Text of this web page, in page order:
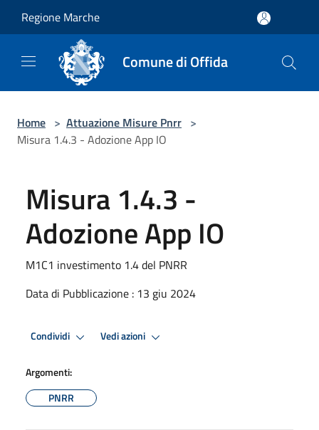
Regione Marche
Comune di Offida
Home > Attuazione Misure Pnrr >
Misura 1.4.3 - Adozione App IO
Misura 1.4.3 -
Adozione App IO
M1C1 investimento 1.4 del PNRR
Data di Pubblicazione : 13 giu 2024
Condividi Vedi azioni
Argomenti:
PNRR